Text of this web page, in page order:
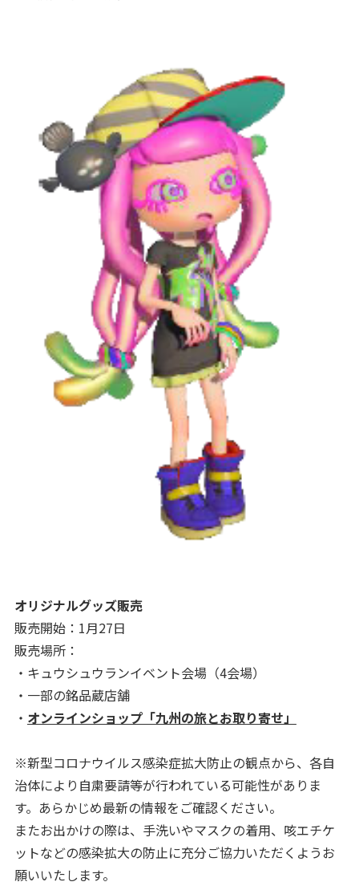
オリジナルグッズ販売
販売開始：1月27日
販売場所：
・キュウシュウランイベント会場（4会場）
・一部の銘品蔵店舗
・ オンラインショップ「九州の旅とお取り寄せ」
※新型コロナウイルス感染症拡大防止の観点から、各自
治体により自粛要請等が行われている可能性がありま
す。あらかじめ最新の情報をご確認ください。
またお出かけの際は、手洗いやマスクの着用、咳エチケ
ットなどの感染拡大の防止に充分ご協力いただくようお
願いいたします。